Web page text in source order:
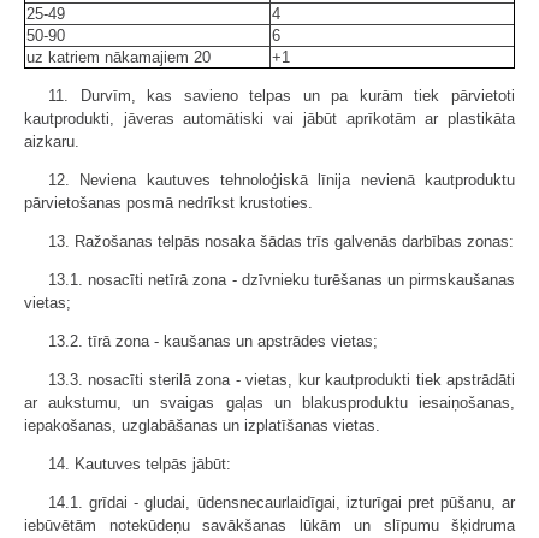
25-49
4
50-90
6
uz katriem nākamajiem 20
+1
11. Durvīm, kas savieno telpas un pa kurām tiek pārvietoti
kautprodukti, jāveras automātiski vai jābūt aprīkotām ar plastikāta
aizkaru.
12. Neviena kautuves tehnoloģiskā līnija nevienā kautproduktu
pārvietošanas posmā nedrīkst krustoties.
13. Ražošanas telpās nosaka šādas trīs galvenās darbības zonas:
13.1. nosacīti netīrā zona - dzīvnieku turēšanas un pirmskaušanas
vietas;
13.2. tīrā zona - kaušanas un apstrādes vietas;
13.3. nosacīti sterilā zona - vietas, kur kautprodukti tiek apstrādāti
ar aukstumu, un svaigas gaļas un blakusproduktu iesaiņošanas,
iepakošanas, uzglabāšanas un izplatīšanas vietas.
14. Kautuves telpās jābūt:
14.1. grīdai - gludai, ūdensnecaurlaidīgai, izturīgai pret pūšanu, ar
iebūvētām notekūdeņu savākšanas lūkām un slīpumu šķidruma